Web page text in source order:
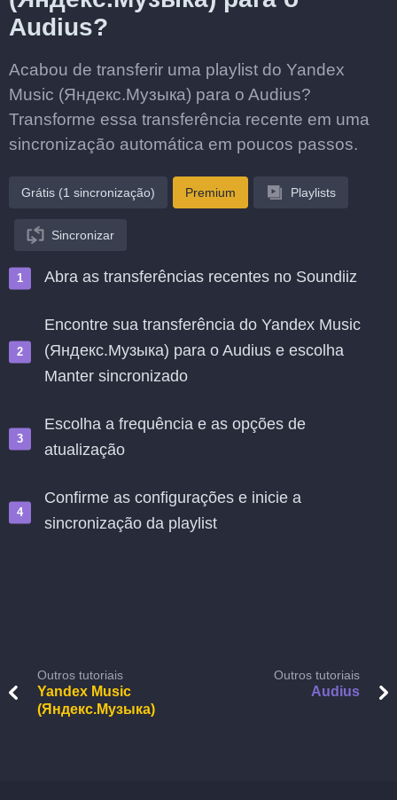
Audius?
Acabou de transferir uma playlist do Yandex
Music (Яндекс.Музыка) para o Audius?
Transforme essa transferência recente em uma
sincronização automática em poucos passos.
Grátis (1 sincronização) Premium Playlists
Sincronizar
Abra as transferências recentes no Soundiiz
Encontre sua transferência do Yandex Music
(Яндекс.Музыка) para o Audius e escolha
Manter sincronizado
Escolha a frequência e as opções de
atualização
Confirme as configurações e inicie a
sincronização da playlist
Outros tutoriais
Yandex Music
(Яндекс.Музыка)
Outros tutoriais
Audius